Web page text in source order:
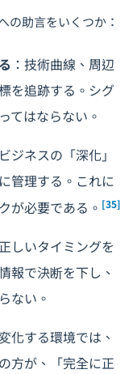
の助言をいくつか：
：技術曲線、周辺
を追跡する。シグ
てはならない。
ジネスの「深化」
管理する。これに
が必要である。 [35]
しいタイミングを
報で決断を下し、
ない。
化する環境では、
方が、「完全に正